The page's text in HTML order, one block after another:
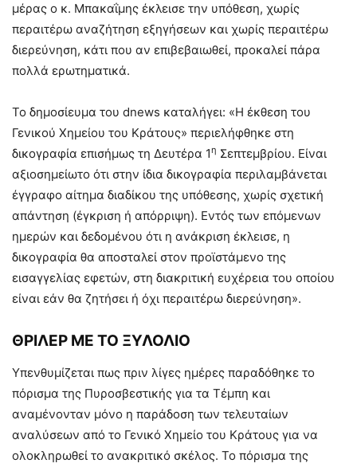
μέρας ο κ. Μπακαΐμης έκλεισε την υπόθεση, χωρίς
περαιτέρω αναζήτηση εξηγήσεων και χωρίς περαιτέρω
διερεύνηση, κάτι που αν επιβεβαιωθεί, προκαλεί πάρα
πολλά ερωτηματικά.
Το δημοσίευμα του dnews καταλήγει: «Η έκθεση του
Γενικού Χημείου του Κράτους» περιελήφθηκε στη
δικογραφία επισήμως τη Δευτέρα 1η Σεπτεμβρίου. Είναι
αξιοσημείωτο ότι στην ίδια δικογραφία περιλαμβάνεται
έγγραφο αίτημα διαδίκου της υπόθεσης, χωρίς σχετική
απάντηση (έγκριση ή απόρριψη). Εντός των επόμενων
ημερών και δεδομένου ότι η ανάκριση έκλεισε, η
δικογραφία θα αποσταλεί στον προϊστάμενο της
εισαγγελίας εφετών, στη διακριτική ευχέρεια του οποίου
είναι εάν θα ζητήσει ή όχι περαιτέρω διερεύνηση».
ΘΡΙΛΕΡ ΜΕ ΤΟ ΞΥΛΟΛΙΟ
Υπενθυμίζεται πως πριν λίγες ημέρες παραδόθηκε το
πόρισμα της Πυροσβεστικής για τα Τέμπη και
αναμένονταν μόνο η παράδοση των τελευταίων
αναλύσεων από το Γενικό Χημείο του Κράτους για να
ολοκληρωθεί το ανακριτικό σκέλος. Το πόρισμα της